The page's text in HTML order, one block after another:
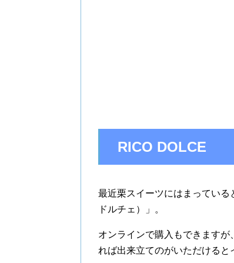
RICO DOLCE
最近栗スイーツにはまってい
ドルチェ）」。
オンラインで購入もできます
れば出来立てのがいただけると